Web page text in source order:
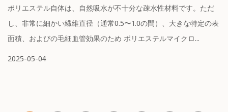
ポリエステル自体は、自然吸水が不十分な疎水性材料です。ただ
し、非常に細かい繊維直径（通常0.5〜1.0の間）、大きな特定の表
面積、およびの毛細血管効果のため ポリエステルマイクロ...
2025-05-04